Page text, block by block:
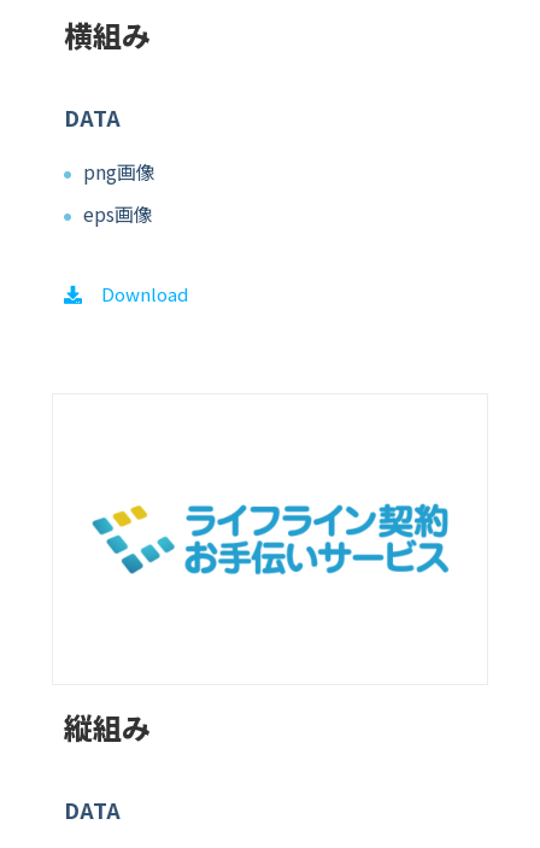
横組み
DATA
png画像
eps画像
Download
縦組み
DATA